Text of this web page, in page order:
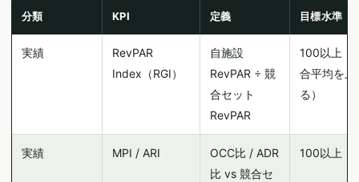
分類 KPI 定義 目標水準
実績
RevPAR
Index（RGI）
自施設
RevPAR ÷ 競
合セット
RevPAR
100以上（
合平均を上
る）
実績 MPI / ARI
OCC比 / ADR
比 vs 競合セ
100以上